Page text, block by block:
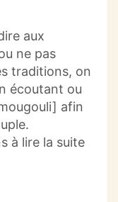
aux
ne pas
traditions, on
écoutant ou
afin
à lire la suite